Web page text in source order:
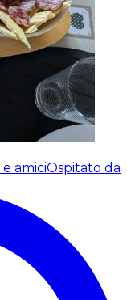
amiciOspitato da